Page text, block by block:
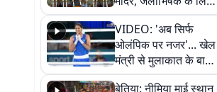
लगी लंबी कतारें
VIDEO: 'अब सिर्फ
ओलंपिक पर नजर'... खेल
मंत्री से मुलाकात के बाद
जैसमीन लंबोरिया का बड़ा
बेतिया: नीमिया माई स्थान